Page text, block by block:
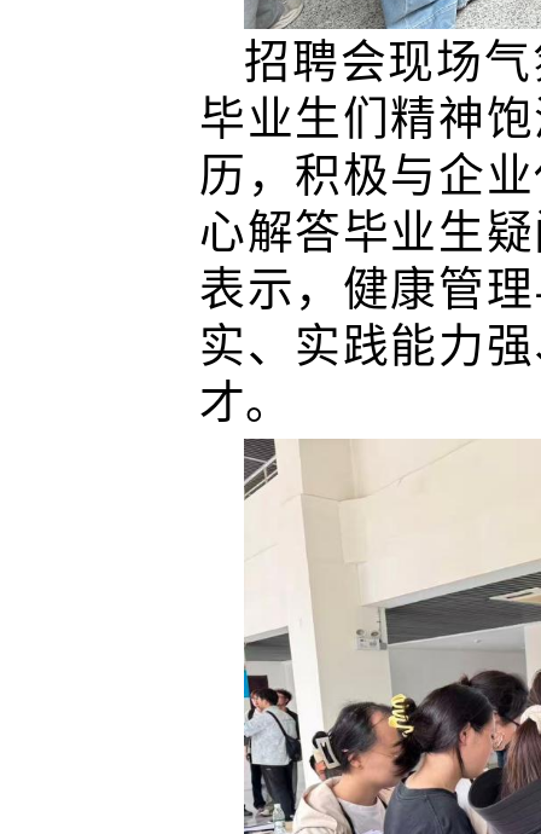
招聘会现场
毕业生们精神
历，积极与企
心解答毕业生
表示，健康管
实、实践能力
才。